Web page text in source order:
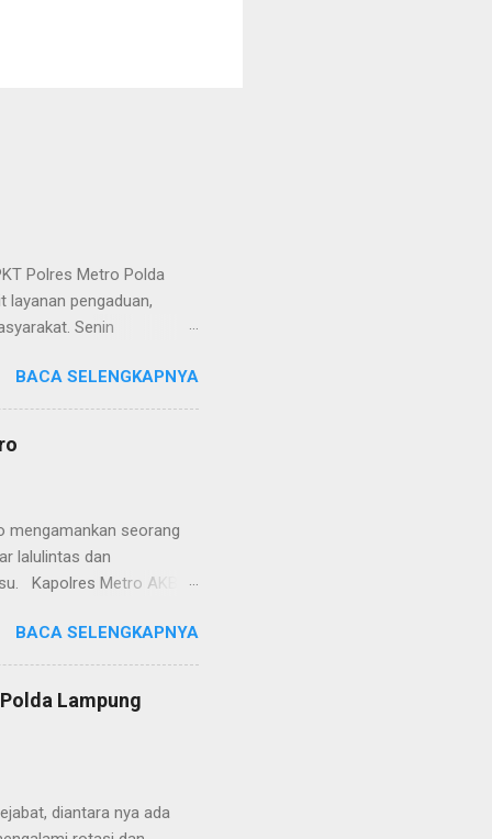
Polres Metro Polda
layanan pengaduan,
Senin
Kapolres Metro AKBP
memberikan
baik informasi
ketika telah
BACA SELENGKAPNYA
mengamankan seorang
lalulintas dan
Kapolres Metro AKBP
Taqwa, Jalan AH
Polres Metro
tepatnya di TL Taqwa
bongkar muat tepung
BACA SELENGKAPNYA
Lampung
diantara nya ada